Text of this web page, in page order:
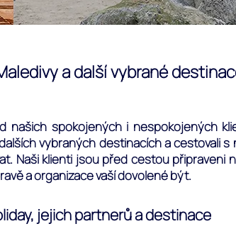
a další vybrané
našich spokojených i nespokojených
vybraných destinacích a cestovali
Naši klienti jsou před cestou připraveni
a organizace vaší dovolené být.
jejich partnerů a destinace